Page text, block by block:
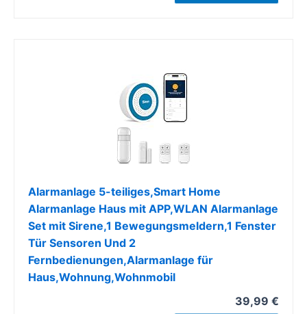
Alarmanlage 5-teiliges,Smart Home
Alarmanlage Haus mit APP,WLAN Alarmanlage
Set mit Sirene,1 Bewegungsmeldern,1 Fenster
Tür Sensoren Und 2
Fernbedienungen,Alarmanlage für
Haus,Wohnung,Wohnmobil
39,99 €